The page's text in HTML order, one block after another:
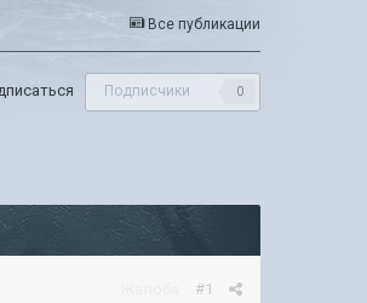
Все публикации
Подписчики 0
#1